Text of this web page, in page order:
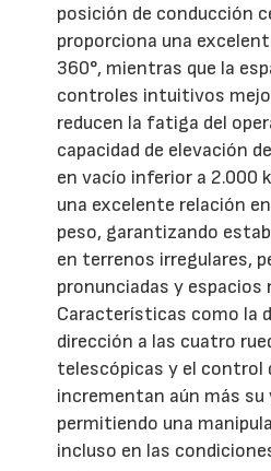
posición de conducción
proporciona una
360°, mientras que la
controles intuitivos
reducen la fatiga del
capacidad de elevación
en vacío inferior a 2.000
una excelente relación
peso, garantizando
en terrenos irregulares,
pronunciadas y espacios
Características como la
dirección a las cuatro
telescópicas y el control
incrementan aún más su
permitiendo una
incluso en las